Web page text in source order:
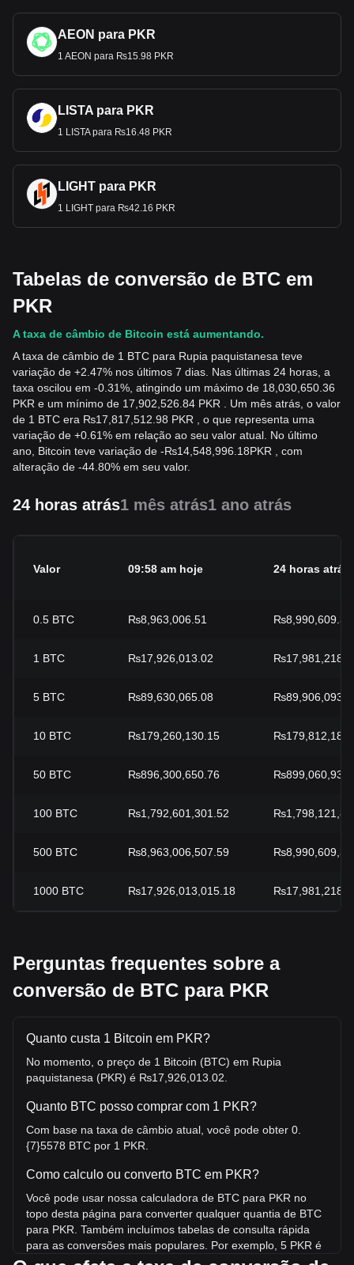
AEON para PKR
1 AEON para ₨15.98 PKR
LISTA para PKR
1 LISTA para ₨16.48 PKR
LIGHT para PKR
1 LIGHT para ₨42.16 PKR
Tabelas de conversão de BTC em
PKR
A taxa de câmbio de Bitcoin está aumentando.
A taxa de câmbio de 1 BTC para Rupia paquistanesa teve
variação de +2.47% nos últimos 7 dias. Nas últimas 24 horas, a
taxa oscilou em -0.31%, atingindo um máximo de 18,030,650.36
PKR e um mínimo de 17,902,526.84 PKR . Um mês atrás, o valor
de 1 BTC era ₨17,817,512.98 PKR , o que representa uma
variação de +0.61% em relação ao seu valor atual. No último
ano, Bitcoin teve variação de -₨14,548,996.18PKR , com
alteração de -44.80% em seu valor.
24 horas atrás1 mês atrás1 ano atrás
Valor 09:58 am hoje 24 horas atrás
0.5 BTC ₨8,963,006.51 ₨8,990,609.34
1 BTC ₨17,926,013.02
5 BTC ₨89,630,065.08
10 BTC ₨179,260,130.15
50 BTC ₨896,300,650.76
100 BTC ₨1,792,601,301.52
500 BTC ₨8,963,006,507.59
1000 BTC ₨17,926,013,015.18
Perguntas frequentes sobre a
conversão de BTC para PKR
Quanto custa 1 Bitcoin em PKR?
No momento, o preço de 1 Bitcoin (BTC) em Rupia
paquistanesa (PKR) é ₨17,926,013.02.
Quanto BTC posso comprar com 1 PKR?
Com base na taxa de câmbio atual, você pode obter 0.
{7}5578 BTC por 1 PKR.
Como calculo ou converto BTC em PKR?
Você pode usar nossa calculadora de BTC para PKR no
topo desta página para converter qualquer quantia de BTC
para PKR. Também incluímos tabelas de consulta rápida
para as conversões mais populares. Por exemplo, 5 PKR é
equivalente a 0.{6}2789 BTC, enquanto 5 BTC custará em